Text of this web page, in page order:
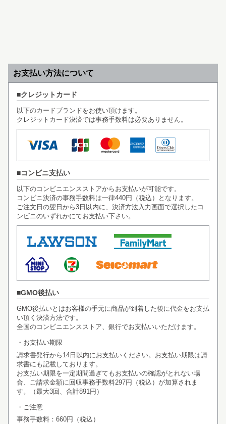
お支払い方法について
クレジットカード
以下のカードブランドをお使い頂けます。
クレジットカード決済では事務手数料は必要ありません。
コンビニ支払い
以下のコンビニエンスストアからお支払いが可能です。
コンビニ決済の事務手数料は一律440円（税込）となります。
ご注文日の翌日から3日以内に、決済方法入力画面で選択したコ
ンビニのいずれかにてお支払い下さい。
GMO後払い
GMO後払いとはお客様の手元に商品が到着した後に代金をお支払
い頂く決済方法です。
全国のコンビニエンスストア、銀行でお支払いいただけます。
お支払い期限
請求書発行から14日以内にお支払いください。お支払い期限は請
求書にも記載しております。
お支払い期限を一定期間過ぎてもお支払いの確認がとれない場
合、ご請求金額に回収事務手数料297円（税込）が加算されま
す。（最大3回、合計891円）
ご注意
事務手数料：660円（税込）